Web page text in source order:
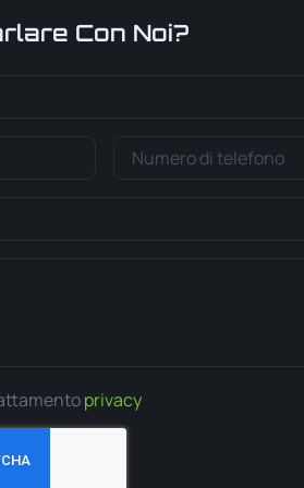
Con Noi?
privacy